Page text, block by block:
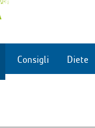
Consigli Diete